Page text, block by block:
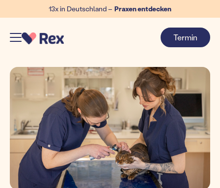
13x in Deutschland – Praxen entdecken
Termin